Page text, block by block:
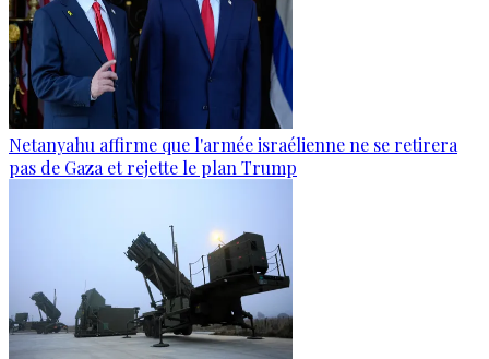
Netanyahu affirme que l'armée israélienne ne se retirera
pas de Gaza et rejette le plan Trump